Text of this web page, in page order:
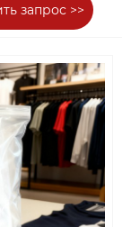
запрос >>